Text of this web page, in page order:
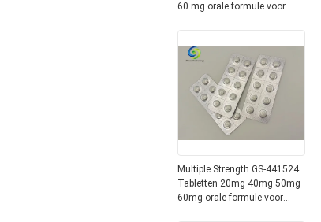
60 mg orale formule voor
Multiple Strength GS-441524
Tabletten 20mg 40mg 50mg
60mg orale formule voor